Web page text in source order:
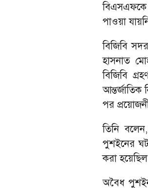
বিএসএফকে
পাওয়া
বিজিবি
হাসনাত
বিজিবি
আন্তর্জাতিক
পর
তিনি
পুশইনের
করা
অবৈধ পুশইন